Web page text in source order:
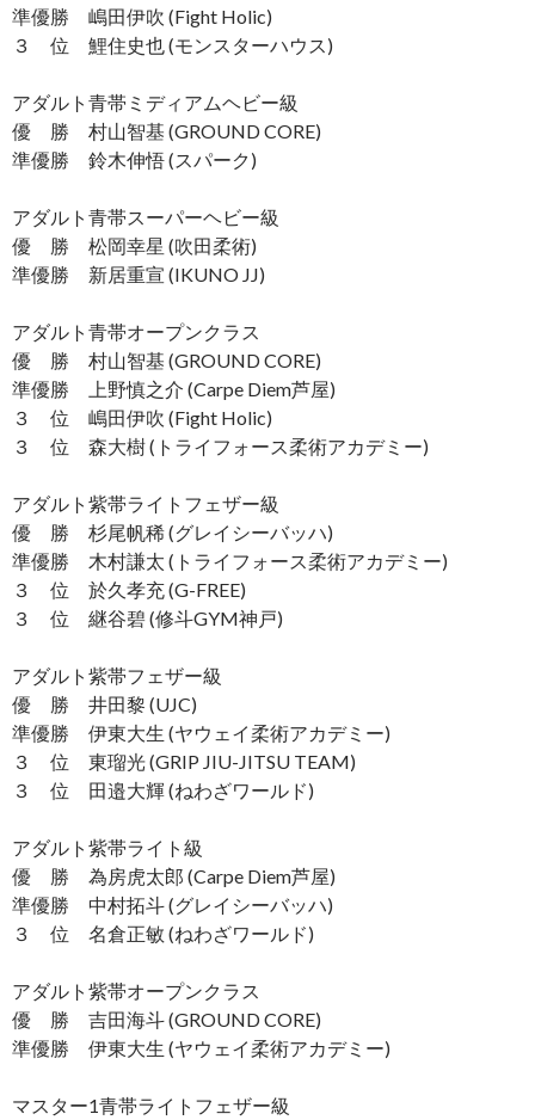
準優勝 嶋田伊吹 (Fight Holic)
３ 位 鯉住史也 (モンスターハウス)
アダルト青帯ミディアムヘビー級
優 勝 村山智基 (GROUND CORE)
準優勝 鈴木伸悟 (スパーク)
アダルト青帯スーパーヘビー級
優 勝 松岡幸星 (吹田柔術)
準優勝 新居重宣 (IKUNO JJ)
アダルト青帯オープンクラス
優 勝 村山智基 (GROUND CORE)
準優勝 上野慎之介 (Carpe Diem芦屋)
３ 位 嶋田伊吹 (Fight Holic)
３ 位 森大樹 (トライフォース柔術アカデミー)
アダルト紫帯ライトフェザー級
優 勝 杉尾帆稀 (グレイシーバッハ)
準優勝 木村謙太 (トライフォース柔術アカデミー)
３ 位 於久孝充 (G-FREE)
３ 位 継谷碧 (修斗GYM神戸)
アダルト紫帯フェザー級
優 勝 井田黎 (UJC)
準優勝 伊東大生 (ヤウェイ柔術アカデミー)
３ 位 東瑠光 (GRIP JIU-JITSU TEAM)
３ 位 田邉大輝 (ねわざワールド)
アダルト紫帯ライト級
優 勝 為房虎太郎 (Carpe Diem芦屋)
準優勝 中村拓斗 (グレイシーバッハ)
３ 位 名倉正敏 (ねわざワールド)
アダルト紫帯オープンクラス
優 勝 吉田海斗 (GROUND CORE)
準優勝 伊東大生 (ヤウェイ柔術アカデミー)
マスター1青帯ライトフェザー級